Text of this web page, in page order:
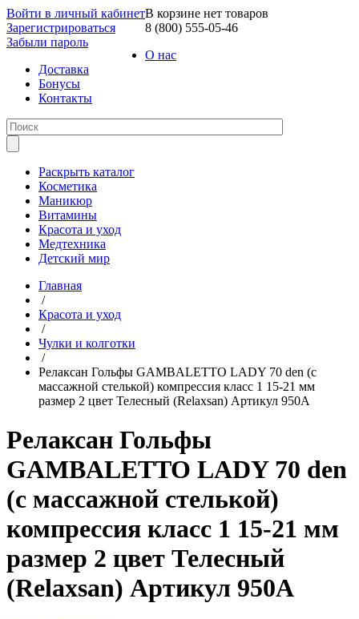
Войти в личный кабинет
Зарегистрироваться
Забыли пароль
В корзине нет товаров
8 (800) 555-05-46
О нас
Доставка
Бонусы
Контакты
Раскрыть каталог
Косметика
Маникюр
Витамины
Красота и уход
Медтехника
Детский мир
Главная
/
Красота и уход
/
Чулки и колготки
/
Релаксан Гольфы GAMBALETTO LADY 70 den (с
массажной стелькой) компрессия класс 1 15-21 мм
размер 2 цвет Телесный (Relaxsan) Артикул 950A
Релаксан Гольфы
GAMBALETTO LADY 70 den
(с массажной стелькой)
компрессия класс 1 15-21 мм
размер 2 цвет Телесный
(Relaxsan) Артикул 950A